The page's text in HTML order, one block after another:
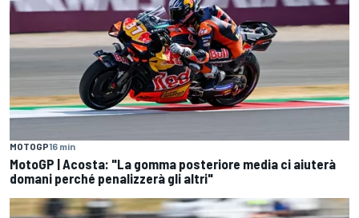
MOTOGP16 min
MotoGP | Acosta: "La gomma posteriore media ci aiuterà
domani perché penalizzerà gli altri"